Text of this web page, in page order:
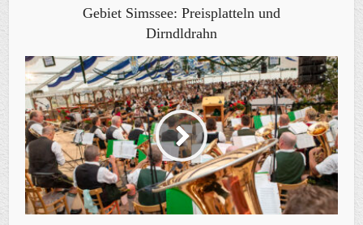
Gebiet Simssee: Preisplatteln und
Dirndldrahn